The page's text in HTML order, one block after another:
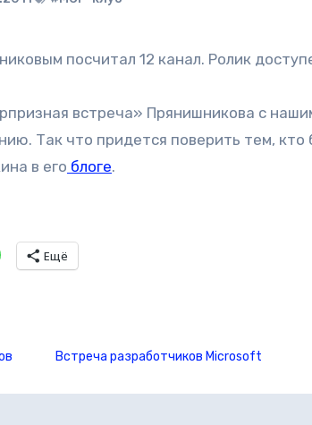
посчитал 12 канал. Ролик
встреча» Прянишникова с
Так что придется поверить тем,
в его блоге.
Ещё
Встреча разработчиков Microsoft